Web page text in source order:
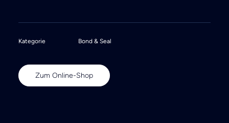
Kategorie Bond & Seal
Zum Online-Shop